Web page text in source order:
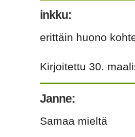
inkku:
erittäin huono
Kirjoitettu 30.
Janne:
Samaa mieltä